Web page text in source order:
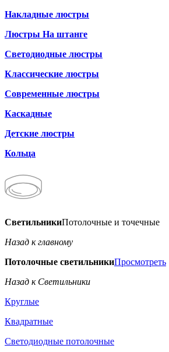
Накладные люстры
Люстры На штанге
Светодиодные люстры
Классические люстры
Современные люстры
Каскадные
Детские люстры
Кольца
СветильникиПотолочные и точечные
Назад к главному
Потолочные светильникиПросмотреть
Назад к Светильники
Круглые
Квадратные
Светодиодные потолочные